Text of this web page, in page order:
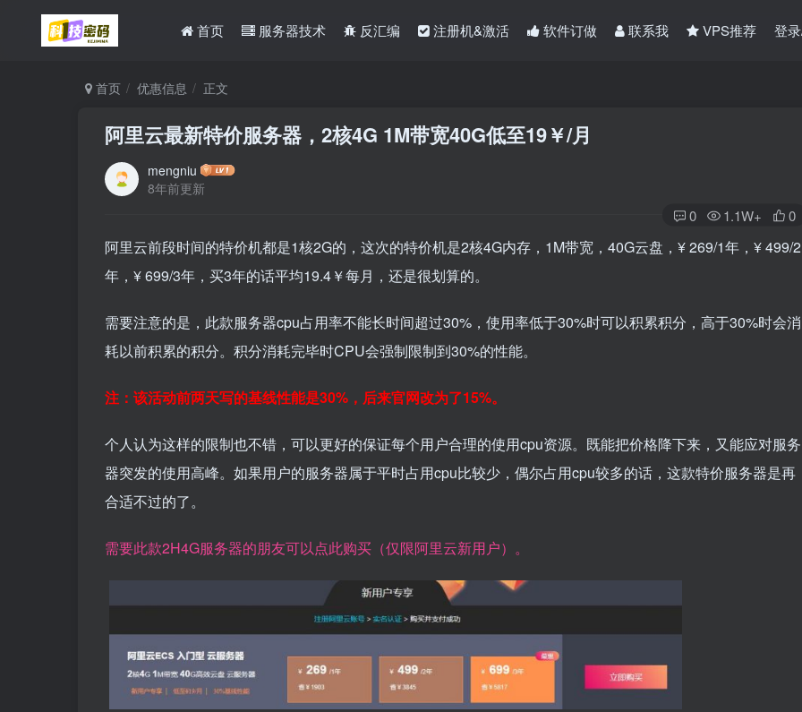
首页 服务器技术 反汇编 注册机&激活 软件订做 联系我 VPS推荐 登
首页 优惠信息 正文
阿里云最新特价服务器，2核4G 1M带宽40G低至19￥/月
mengniu
8年前更新
0 1.1W+ 0
阿里云前段时间的特价机都是1核2G的，这次的特价机是2核4G内存，1M带宽，40G云盘，¥269/1年，¥499/2
年，¥699/3年，买3年的话平均19.4￥每月，还是很划算的。
需要注意的是，此款服务器cpu占用率不能长时间超过30%，使用率低于30%时可以积累积分，高于30%时会消
耗以前积累的积分。积分消耗完毕时CPU会强制限制到30%的性能。
注：该活动前两天写的基线性能是30%，后来官网改为了15%。
个人认为这样的限制也不错，可以更好的保证每个用户合理的使用cpu资源。既能把价格降下来，又能应对服务
器突发的使用高峰。如果用户的服务器属于平时占用cpu比较少，偶尔占用cpu较多的话，这款特价服务器是再
合适不过的了。
需要此款2H4G服务器的朋友可以点此购买（仅限阿里云新用户）。